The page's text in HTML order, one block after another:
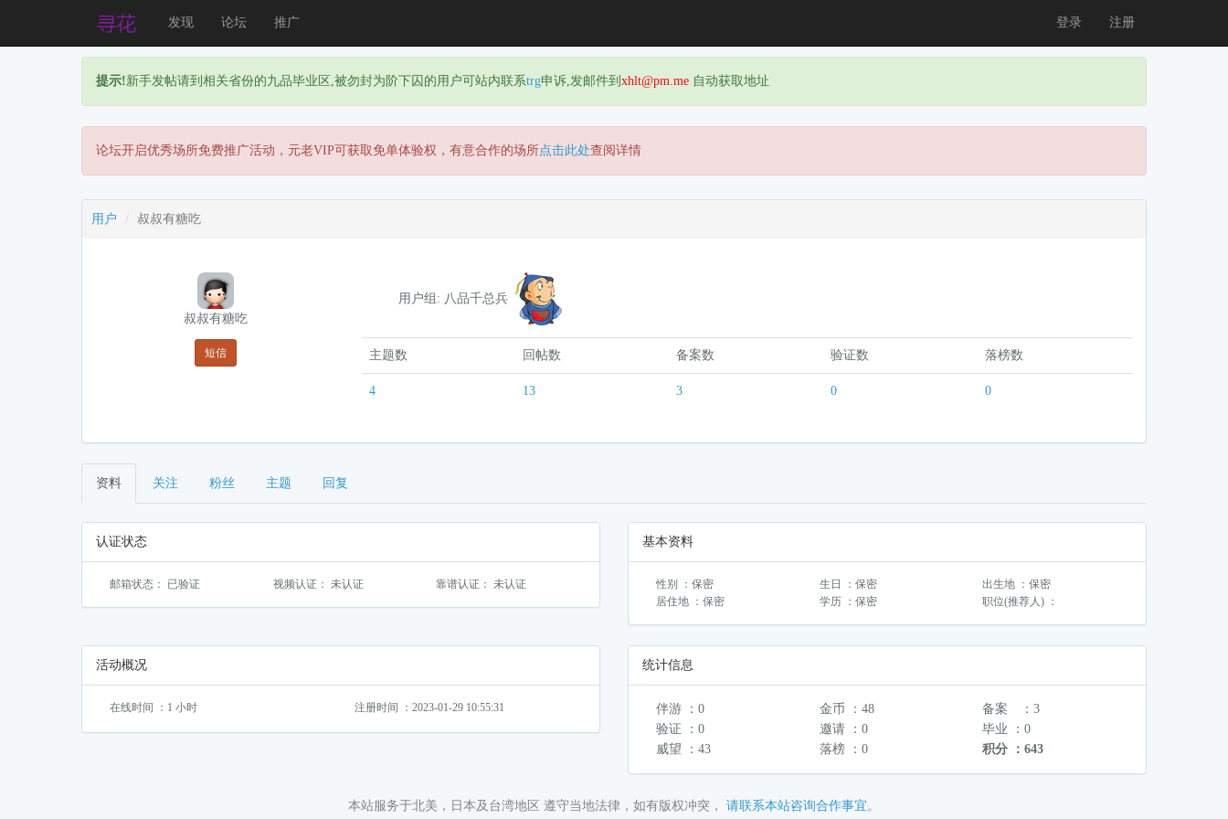
发现 论坛 推广 登录 注册
提示!新手发帖请到相关省份的九品毕业区,被勿封为阶下囚的用户可站内联系trg申诉,发邮件到 xhlt@pm.me 自动获取地址
论坛开启优秀场所免费推广活动，元老VIP可获取免单体验权，有意合作的场所点击此处查阅详情
用户 叔叔有糖吃
叔叔有糖吃
短信
用户组: 八品千总兵
主题数 回帖数 备案数 验证数 落榜数
4 13 3 0 0
资料 关注 粉丝 主题 回复
认证状态
邮箱状态： 已验证 视频认证： 未认证 靠谱认证： 未认证
基本资料
性别 ：保密 生日 ：保密
出生地 ：保密
居住地 ：保密
学历 ：保密 职位(推荐人) ：
活动概况
在线时间 ：1 小时 注册时间 ：2023-01-29 10:55:31
统计信息
伴游 ：0 金币 ：48
备案 ：3
验证 ：0
邀请 ：0
毕业 ：0
威望 ：43
落榜 ：0 积分 ：643
本站服务于北美，日本及台湾地区 遵守当地法律，如有版权冲突， 请联系本站咨询合作事宜。